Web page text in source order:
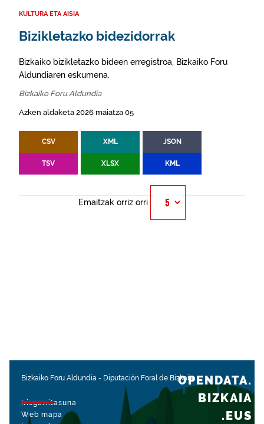
KULTURA ETA AISIA
Bizikletazko bidezidorrak
Bizkaiko bizikletazko bideen erregistroa, Bizkaiko Foru
Aldundiaren eskumena.
Bizkaiko Foru Aldundia
Azken aldaketa 2026 maiatza 05
CSV XML JSON
TSV XLSX KML
Emaitzak orriz orri
Bizkaiko Foru Aldundia - Diputación Foral de Bizkaia
Irisgarritasuna
Web mapa
OPENDATA.
BIZKAIA
.EUS